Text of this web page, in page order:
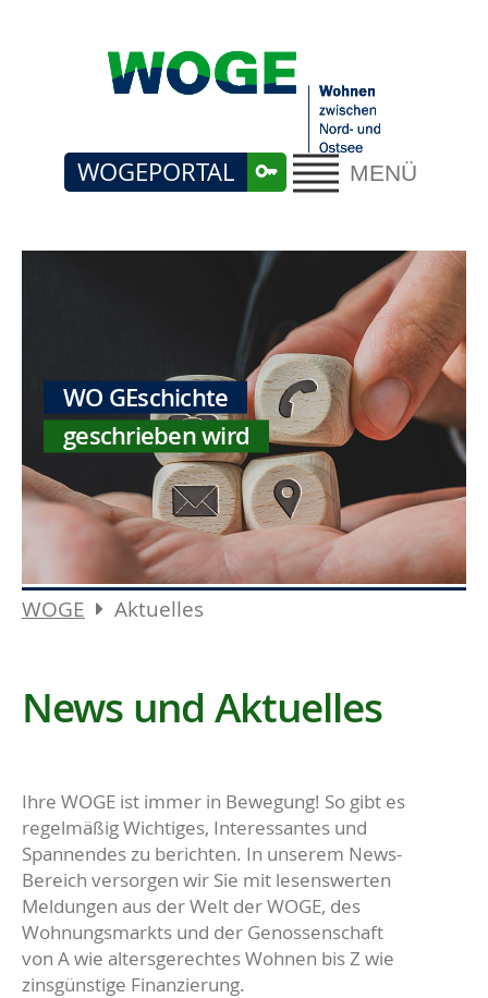
MENÜ
WOGEPORTAL
WO GEschichte
geschrieben wird
WOGE Aktuelles
News und Aktuelles
Ihre WOGE ist immer in Bewegung! So gibt es
regelmäßig Wichtiges, Interessantes und
Spannendes zu berichten. In unserem News-
Bereich versorgen wir Sie mit lesenswerten
Meldungen aus der Welt der WOGE, des
Wohnungsmarkts und der Genossenschaft
von A wie altersgerechtes Wohnen bis Z wie
zinsgünstige Finanzierung.